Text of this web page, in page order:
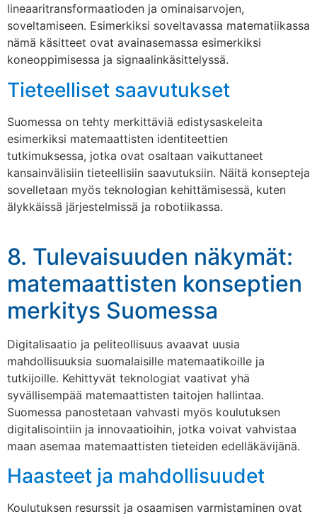
lineaaritransformaatioden ja ominaisarvojen,
soveltamiseen. Esimerkiksi soveltavassa matematiikassa
nämä käsitteet ovat avainasemassa esimerkiksi
koneoppimisessa ja signaalinkäsittelyssä.
Tieteelliset saavutukset
Suomessa on tehty merkittäviä edistysaskeleita
esimerkiksi matemaattisten identiteettien
tutkimuksessa, jotka ovat osaltaan vaikuttaneet
kansainvälisiin tieteellisiin saavutuksiin. Näitä konsepteja
sovelletaan myös teknologian kehittämisessä, kuten
älykkäissä järjestelmissä ja robotiikassa.
8. Tulevaisuuden näkymät:
matemaattisten konseptien
merkitys Suomessa
Digitalisaatio ja peliteollisuus avaavat uusia
mahdollisuuksia suomalaisille matemaatikoille ja
tutkijoille. Kehittyvät teknologiat vaativat yhä
syvällisempää matemaattisten taitojen hallintaa.
Suomessa panostetaan vahvasti myös koulutuksen
digitalisointiin ja innovaatioihin, jotka voivat vahvistaa
maan asemaa matemaattisten tieteiden edelläkävijänä.
Haasteet ja mahdollisuudet
Koulutuksen resurssit ja osaamisen varmistaminen ovat